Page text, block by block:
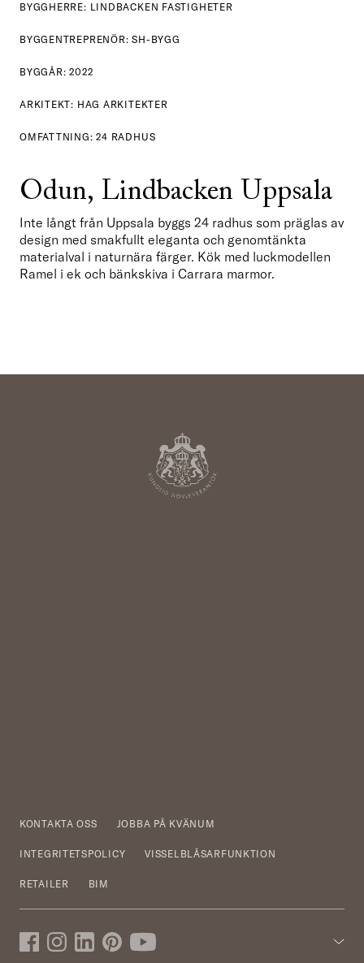
BYGGHERRE: LINDBACKEN FASTIGHETER
BYGGENTREPRENÖR: SH-BYGG
BYGGÅR: 2022
ARKITEKT: HAG ARKITEKTER
OMFATTNING: 24 RADHUS
Odun, Lindbacken Uppsala
Inte långt från Uppsala byggs 24 radhus som präglas av
design med smakfullt eleganta och genomtänkta
materialval i naturnära färger. Kök med luckmodellen
Ramel i ek och bänkskiva i Carrara marmor.
KONTAKTA OSS JOBBA PÅ KVÄNUM
INTEGRITETSPOLICY VISSELBLÅSARFUNKTION
RETAILER BIM